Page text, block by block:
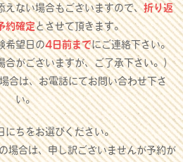
えない場合もございますので、折り返
約確定とさせて頂きます。
希望日の4日前までにご連絡下さい。
合がございますが、ご了承下さい。）
合は、お電話にてお問い合わせ下さ
い。
にちをお選びください。
合は、申し訳ございませんが予約が